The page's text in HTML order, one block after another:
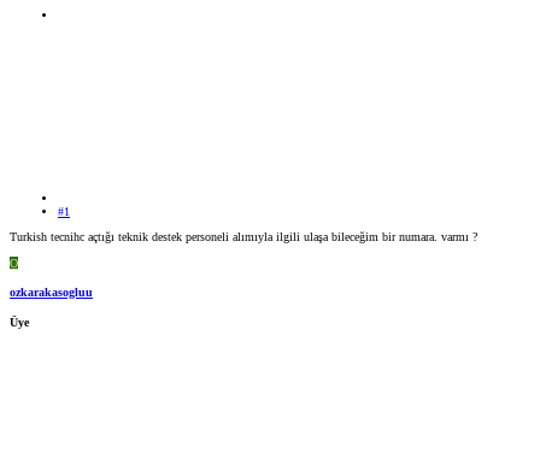
#1
Turkish tecnihc açtığı teknik destek personeli alımıyla ilgili ulaşa bileceğim bir numara. varmı ?
O
ozkarakasogluu
Üye